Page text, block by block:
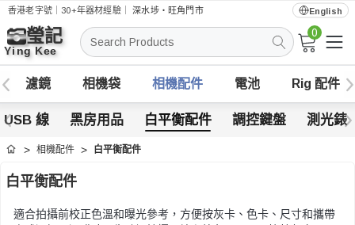
香港老字號｜30+年器材經驗｜深水埗・旺角門市 English
搜
索
0
濾鏡 相機袋 相機配件 電池 Rig 配件
USB 線 黑房用品 白平衡配件 調控鍵盤 測光錶
首頁 相機配件 白平衡配件
白平衡配件
適合拍攝前校正色溫和曝光參考，方便按灰卡、色卡、尺寸和攜帶